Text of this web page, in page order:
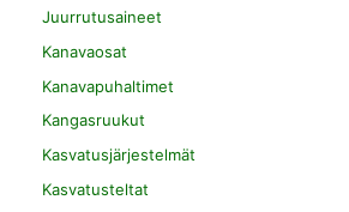
Juurrutusaineet
Kanavaosat
Kanavapuhaltimet
Kangasruukut
Kasvatusjärjestelmät
Kasvatusteltat